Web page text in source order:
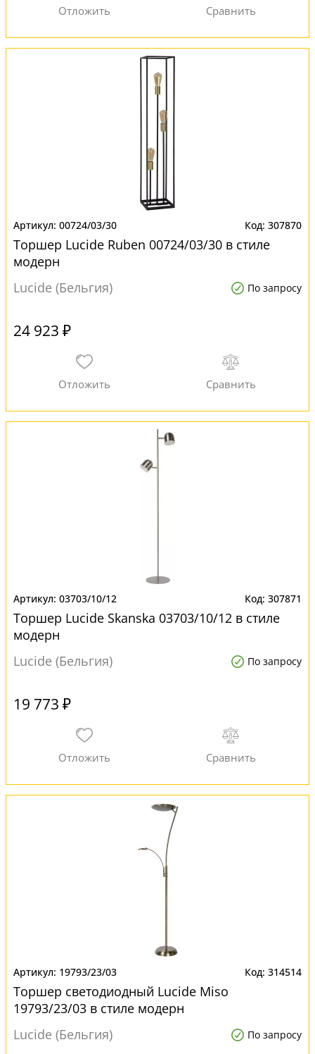
00724/03/30 307870
Торшер Lucide Ruben 00724/03/30 в стиле
модерн
Lucide (Бельгия)
По запросу
24 923 ₽
03703/10/12 307871
Торшер Lucide Skanska 03703/10/12 в стиле
модерн
Lucide (Бельгия)
По запросу
19 773 ₽
19793/23/03 314514
Торшер светодиодный Lucide Miso
19793/23/03 в стиле модерн
Lucide (Бельгия)
По запросу